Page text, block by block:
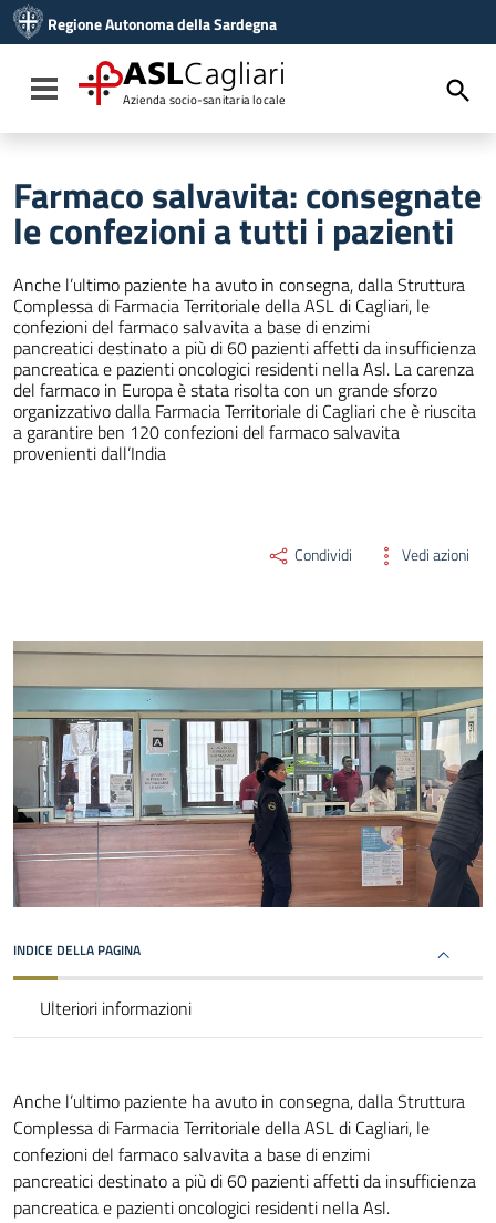
Vai al menu di navigazione
Vai al footer
Regione Autonoma della Sardegna
Toggle navigation
ASLCagliari
Azienda socio-sanitaria locale
Farmaco salvavita: consegnate
le confezioni a tutti i pazienti
Anche l’ultimo paziente ha avuto in consegna, dalla Struttura
Complessa di Farmacia Territoriale della ASL di Cagliari, le
confezioni del farmaco salvavita a base di enzimi
pancreatici destinato a più di 60 pazienti affetti da insufficienza
pancreatica e pazienti oncologici residenti nella Asl. La carenza
del farmaco in Europa è stata risolta con un grande sforzo
organizzativo dalla Farmacia Territoriale di Cagliari che è riuscita
a garantire ben 120 confezioni del farmaco salvavita
provenienti dall’India
Condividi Vedi azioni
INDICE DELLA PAGINA
Ulteriori informazioni
Anche l’ultimo paziente ha avuto in consegna, dalla Struttura
Complessa di Farmacia Territoriale della ASL di Cagliari, le
confezioni del farmaco salvavita a base di enzimi
pancreatici destinato a più di 60 pazienti affetti da insufficienza
pancreatica e pazienti oncologici residenti nella Asl.